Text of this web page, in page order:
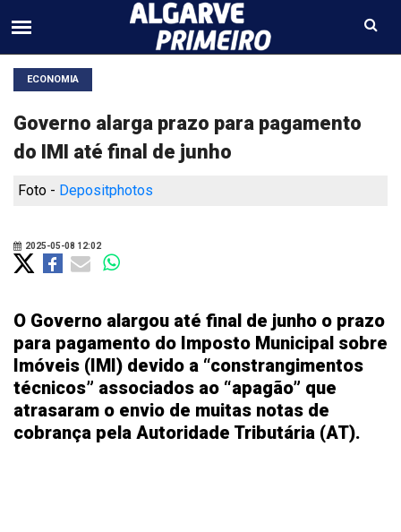
ECONOMIA
Governo alarga prazo para pagamento
do IMI até final de junho
Foto - Depositphotos
2025-05-08 12:02
O Governo alargou até final de junho o prazo
para pagamento do Imposto Municipal sobre
Imóveis (IMI) devido a “constrangimentos
técnicos” associados ao “apagão” que
atrasaram o envio de muitas notas de
cobrança pela Autoridade Tributária (AT).